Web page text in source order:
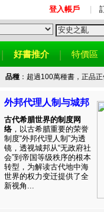
登入帳戶
好書推介 特價區
品種：超過100萬種書，正品
外邦代理人制与城邦
古代希腊世界的制度网
络 ，以古希腊重要的荣誉
制度“外邦代理人制”为透
镜，透视城邦从“无政府社
会”到帝国等级秩序的根本
转型，为解读古代地中海
世界的权力变迁提供了全
新视角...